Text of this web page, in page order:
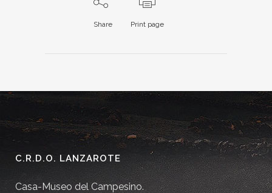
Share Print page
C.R.D.O. LANZAROTE
Casa-Museo del Campesino.